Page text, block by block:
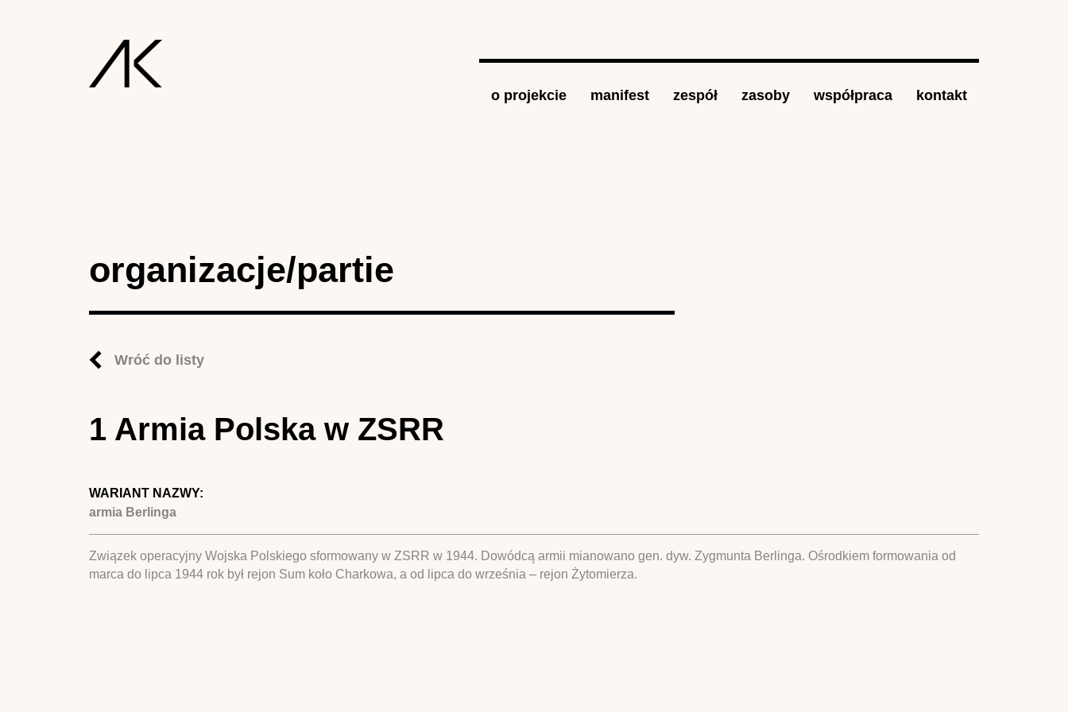
o projekcie manifest zespół zasoby współpraca kontakt
organizacje/partie
Wróć do listy
1 Armia Polska w ZSRR
WARIANT NAZWY:
armia Berlinga
Związek operacyjny Wojska Polskiego sformowany w ZSRR w 1944. Dowódcą armii mianowano gen. dyw. Zygmunta Berlinga. Ośrodkiem formowania od
marca do lipca 1944 rok był rejon Sum koło Charkowa, a od lipca do września – rejon Żytomierza.